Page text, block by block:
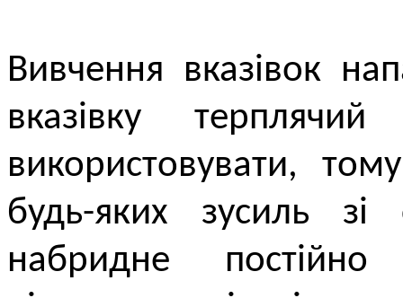
Вивчення вказівок
вказівку
використовувати,
будь-яких зусиль
набридне